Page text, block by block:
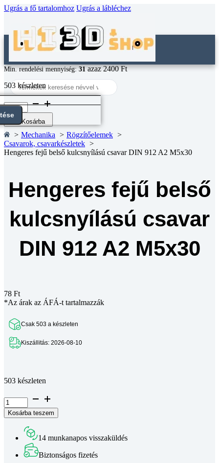
Ugrás a fő tartalomhoz Ugrás a lábléchez
Search
...
Min. rendelési mennyiség:31azaz 2400 Ft
503 készleten
Hengeres
fejű
belső
kulcsnyílású
csavar
DIN
912
mennyiség
Kosárba
Mechanika
Rögzítőelemek
Csavarok, csavarkészletek
Hengeres fejű belső kulcsnyílású csavar DIN 912 A2 M5x30
Hengeres fejű belső
kulcsnyílású csavar
DIN 912 A2 M5x30
78 Ft
*Az árak az ÁFÁ-t tartalmazzák
Csak 503 a készleten
Kiszállitás: 2026-08-10
503 készleten
Hengeres
fejű
belső
DIN
Kosárba teszem
14 munkanapos visszaküldés
Biztonságos fizetés